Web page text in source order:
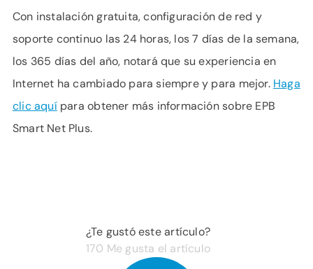
Con instalación gratuita, configuración de red y
soporte continuo las 24 horas, los 7 días de la semana,
los 365 días del año, notará que su experiencia en
Internet ha cambiado para siempre y para mejor. Haga
clic aquípara obtener más información sobre EPB
Smart Net Plus.
¿Te gustó este artículo?
170 Me gusta el artículo